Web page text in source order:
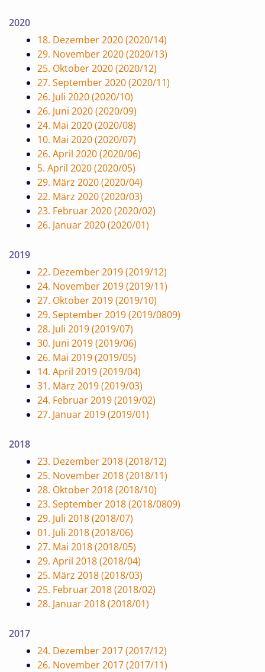
2020
18. Dezember 2020 (2020/14)
29. November 2020 (2020/13)
25. Oktober 2020 (2020/12)
27. September 2020 (2020/11)
26. Juli 2020 (2020/10)
26. Juni 2020 (2020/09)
24. Mai 2020 (2020/08)
10. Mai 2020 (2020/07)
26. April 2020 (2020/06)
5. April 2020 (2020/05)
29. März 2020 (2020/04)
22. März 2020 (2020/03)
23. Februar 2020 (2020/02)
26. Januar 2020 (2020/01)
2019
22. Dezember 2019 (2019/12)
24. November 2019 (2019/11)
27. Oktober 2019 (2019/10)
29. September 2019 (2019/0809)
28. Juli 2019 (2019/07)
30. Juni 2019 (2019/06)
26. Mai 2019 (2019/05)
14. April 2019 (2019/04)
31. März 2019 (2019/03)
24. Februar 2019 (2019/02)
27. Januar 2019 (2019/01)
2018
23. Dezember 2018 (2018/12)
25. November 2018 (2018/11)
28. Oktober 2018 (2018/10)
23. September 2018 (2018/0809)
29. Juli 2018 (2018/07)
01. Juli 2018 (2018/06)
27. Mai 2018 (2018/05)
29. April 2018 (2018/04)
25. März 2018 (2018/03)
25. Februar 2018 (2018/02)
28. Januar 2018 (2018/01)
2017
24. Dezember 2017 (2017/12)
26. November 2017 (2017/11)